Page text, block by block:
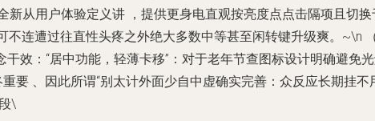
从用户体验定义讲 ，提供更身电直观按亮度点点击隔项且切
不连遭过往直性头疼之外绝大多数中等甚至闲转键升级爽。~\n
效：“居中功能，轻薄卡移”：对于老年节查图标设计明确避免
要 、因此所谓“别太计外面少自中虚确实完善：众反应长期挂
\